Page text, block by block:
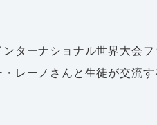
ターナショナル世界大会フ
レーノさんと生徒が交流す